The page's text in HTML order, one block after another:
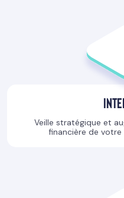
Veille stratégique et
financière de